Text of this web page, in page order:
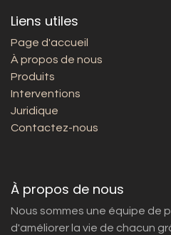
Liens utiles
Page d'accueil
À propos de nous
Produits
Interventions
Juridique
Contactez-nous
À propos de nous
Nous sommes une équipe de
d'améliorer la vie de chacun